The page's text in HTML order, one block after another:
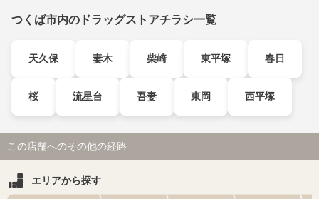
つくば市内のドラッグストアチラシ一覧
天久保 妻木 柴崎 東平塚 春日
桜 流星台 吾妻 東岡 西平塚
この店舗へのその他の経路
エリアから探す